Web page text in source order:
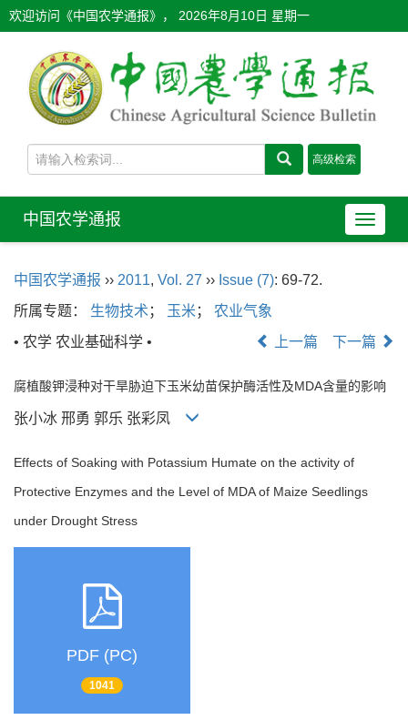
欢迎访问《中国农学通报》， 2026年8月10日 星期一
导
航
中国农学通报
中国农学通报 ›› 2011, Vol. 27 ›› Issue (7): 69-72.
所属专题： 生物技术； 玉米 ； 农业气象
• 农学 农业基础科学 •
上一篇 下一篇
腐植酸钾浸种对干旱胁迫下玉米幼苗保护酶活性及MDA含量的影响
张小冰 邢勇 郭乐 张彩凤
Effects of Soaking with Potassium Humate on the activity of
Protective Enzymes and the Level of MDA of Maize Seedlings
under Drought Stress
PDF (PC)
1041